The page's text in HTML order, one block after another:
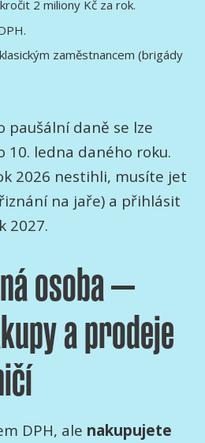
2 miliony Kč za rok.
zaměstnancem (brigády
paušální daně se lze
10. ledna daného roku.
2026 nestihli, musíte jet
na jaře) a přihlásit
2027.
osoba –
a prodeje
DPH, ale nakupujete